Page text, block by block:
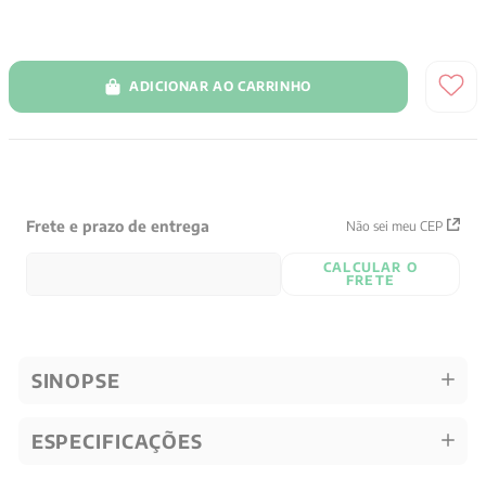
ADICIONAR AO CARRINHO
Frete e prazo de entrega Não sei meu CEP
CALCULAR O
FRETE
SINOPSE
ESPECIFICAÇÕES